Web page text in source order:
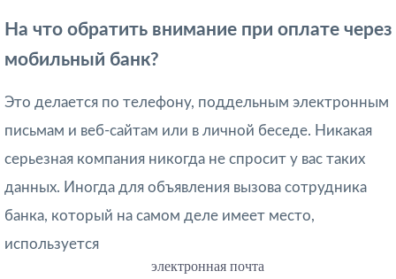
На что обратить внимание при оплате через
мобильный банк?
Это делается по телефону, поддельным электронным
письмам и веб-сайтам или в личной беседе. Никакая
серьезная компания никогда не спросит у вас таких
данных. Иногда для объявления вызова сотрудника
банка, который на самом деле имеет место,
используется
электронная почта